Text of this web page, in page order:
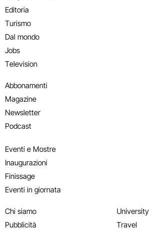
Editoria
Turismo
Dal mondo
Jobs
Television
Abbonamenti
Magazine
Newsletter
Podcast
Eventi e Mostre
Inaugurazioni
Finissage
Eventi in giornata
Chi siamo
Pubblicità
University
Travel